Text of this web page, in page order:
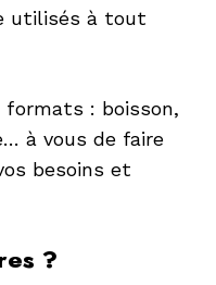
utilisés à tout
: boisson,
à vous de faire
besoins et
?